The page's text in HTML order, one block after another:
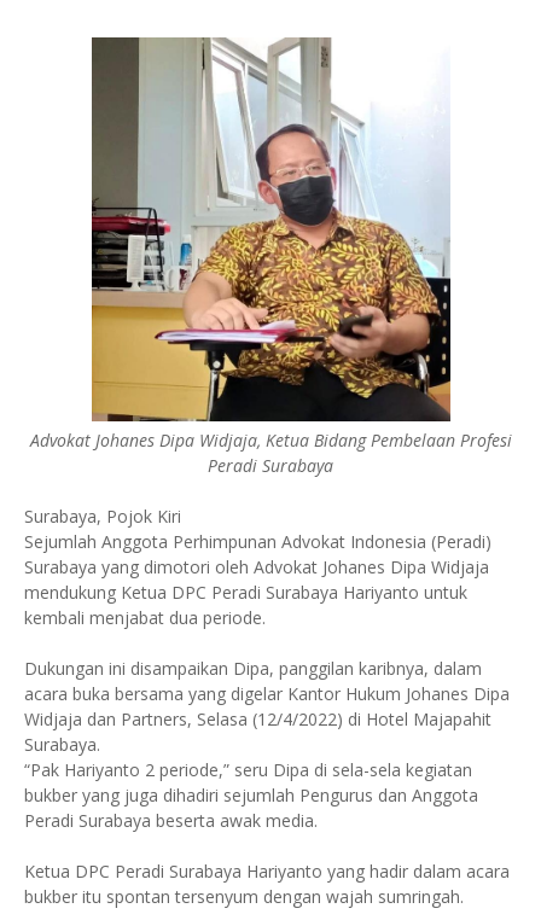
Advokat Johanes Dipa Widjaja, Ketua Bidang Pembelaan Profesi
Peradi Surabaya
Surabaya, Pojok Kiri
Sejumlah Anggota Perhimpunan Advokat Indonesia (Peradi)
Surabaya yang dimotori oleh Advokat Johanes Dipa Widjaja
mendukung Ketua DPC Peradi Surabaya Hariyanto untuk
kembali menjabat dua periode.
Dukungan ini disampaikan Dipa, panggilan karibnya, dalam
acara buka bersama yang digelar Kantor Hukum Johanes Dipa
Widjaja dan Partners, Selasa (12/4/2022) di Hotel Majapahit
Surabaya.
“Pak Hariyanto 2 periode,” seru Dipa di sela-sela kegiatan
bukber yang juga dihadiri sejumlah Pengurus dan Anggota
Peradi Surabaya beserta awak media.
Ketua DPC Peradi Surabaya Hariyanto yang hadir dalam acara
bukber itu spontan tersenyum dengan wajah sumringah.